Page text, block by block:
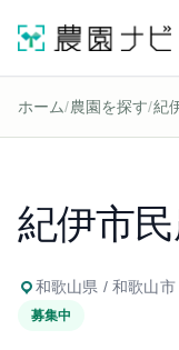
ホーム/農園を探す/紀
紀伊市
和歌山県 / 和歌山市
募集中